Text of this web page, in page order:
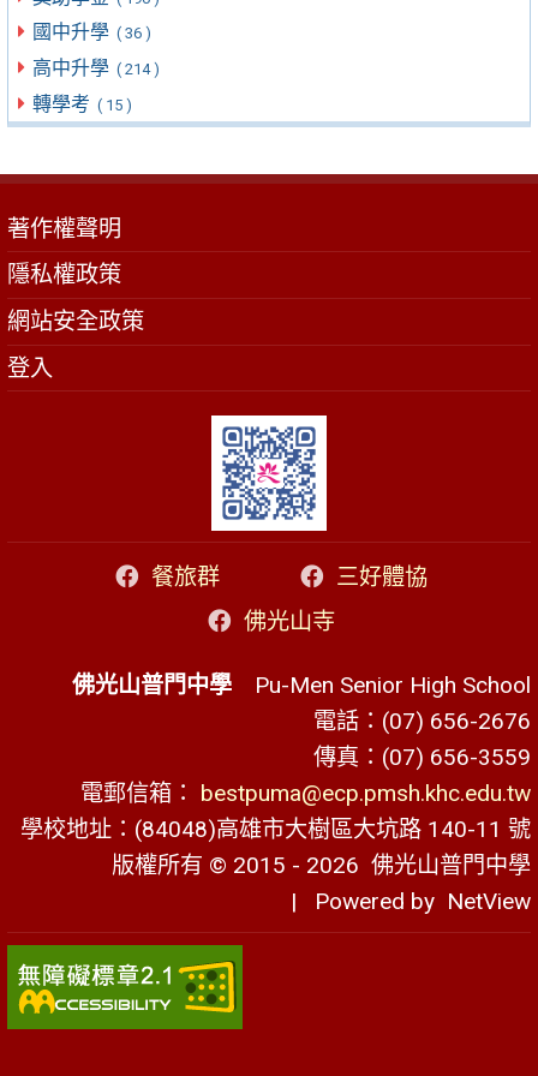
國中升學 ( 36 )
高中升學 ( 214 )
轉學考 ( 15 )
著作權聲明
隱私權政策
網站安全政策
登入
餐旅群
三好體協
佛光山寺
佛光山普門中學 Pu-Men Senior High School
電話：(07) 656-2676
傳真：(07) 656-3559
電郵信箱： bestpuma@ecp.pmsh.khc.edu.tw
學校地址：(84048)高雄市大樹區大坑路 140-11 號
版權所有 © 2015 - 2026 佛光山普門中學
| Powered by NetView